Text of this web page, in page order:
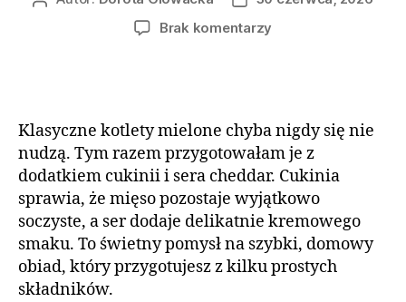
Brak komentarzy
Klasyczne kotlety mielone chyba nigdy się nie
nudzą. Tym razem przygotowałam je z
dodatkiem cukinii i sera cheddar. Cukinia
sprawia, że mięso pozostaje wyjątkowo
soczyste, a ser dodaje delikatnie kremowego
smaku. To świetny pomysł na szybki, domowy
obiad, który przygotujesz z kilku prostych
składników.